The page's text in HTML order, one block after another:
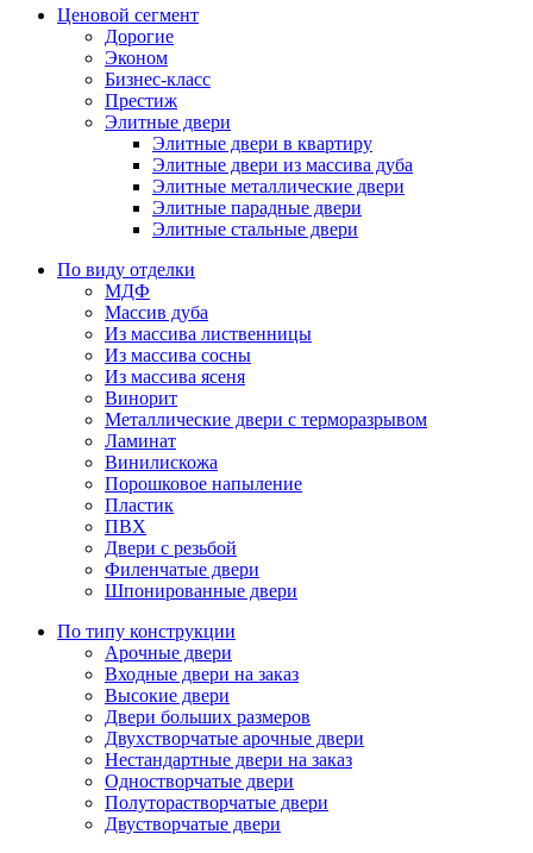
Ценовой сегмент
Дорогие
Эконом
Бизнес-класс
Престиж
Элитные двери
Элитные двери в квартиру
Элитные двери из массива дуба
Элитные металлические двери
Элитные парадные двери
Элитные стальные двери
По виду отделки
МДФ
Массив дуба
Из массива лиственницы
Из массива сосны
Из массива ясеня
Винорит
Металлические двери с терморазрывом
Ламинат
Винилискожа
Порошковое напыление
Пластик
ПВХ
Двери с резьбой
Филенчатые двери
Шпонированные двери
По типу конструкции
Арочные двери
Входные двери на заказ
Высокие двери
Двери больших размеров
Двухстворчатые арочные двери
Нестандартные двери на заказ
Одностворчатые двери
Полуторастворчатые двери
Двустворчатые двери